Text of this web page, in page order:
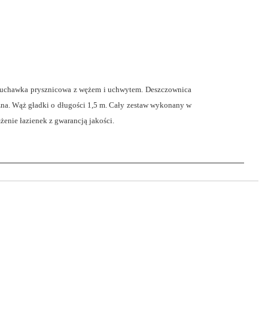
prysznicowa z wężem i uchwytem. Deszczownica
Wąż gładki o długości 1,5 m. Cały zestaw wykonany w
łazienek z gwarancją jakości.